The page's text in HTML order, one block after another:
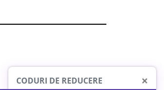
CODURI DE REDUCERE ×